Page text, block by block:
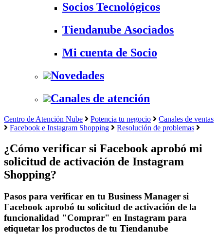
Socios Tecnológicos
Tiendanube Asociados
Mi cuenta de Socio
Novedades
Canales de atención
Centro de Atención Nube Potencia tu negocio
Canales de ventas
Facebook e Instagram Shopping
Resolución de problemas
¿Cómo verificar si Facebook aprobó mi
solicitud de activación de Instagram
Shopping?
Pasos para verificar en tu Business Manager si
Facebook aprobó tu solicitud de activación de la
funcionalidad "Comprar" en Instagram para
etiquetar los productos de tu Tiendanube